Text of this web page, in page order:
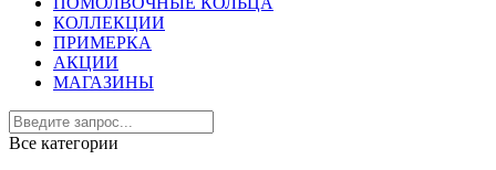
КОЛЛЕКЦИИ
ПРИМЕРКА
АКЦИИ
МАГАЗИНЫ
Все категории